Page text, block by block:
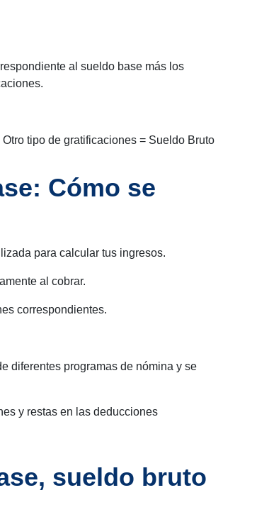
al sueldo base más los
tipo de gratificaciones = Sueldo Bruto
Cómo se
para calcular tus ingresos.
al cobrar.
correspondientes.
diferentes programas de nómina y se
y restas en las deducciones
sueldo bruto